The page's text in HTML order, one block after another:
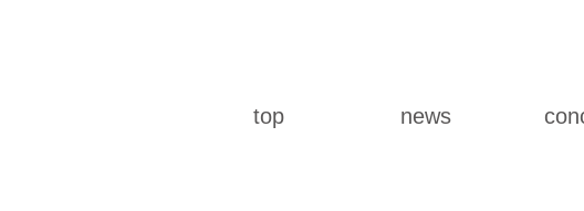
top news